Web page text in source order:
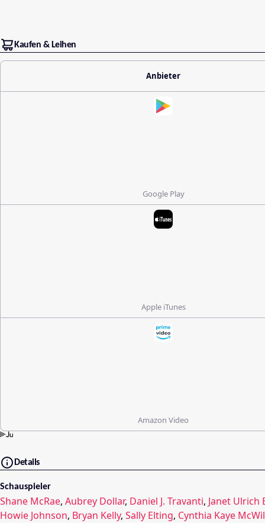
Kaufen & Leihen
Anbieter
Google Play
Apple iTunes
Amazon Video
Details
Schauspieler
Shane McRae, Aubrey Dollar, Daniel J. Travanti, Janet Ulrich
Howie Johnson, Bryan Kelly, Sally Elting, Cynthia Kaye